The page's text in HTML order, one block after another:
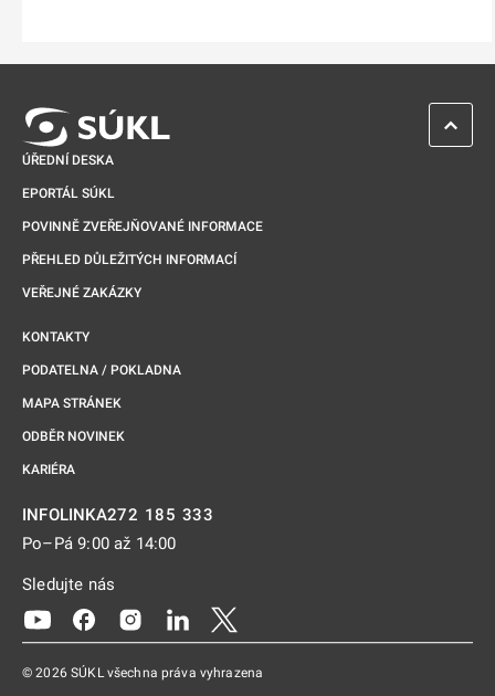
ÚŘEDNÍ DESKA
EPORTÁL SÚKL
POVINNĚ ZVEŘEJŇOVANÉ INFORMACE
PŘEHLED DŮLEŽITÝCH INFORMACÍ
VEŘEJNÉ ZAKÁZKY
KONTAKTY
PODATELNA / POKLADNA
MAPA STRÁNEK
ODBĚR NOVINEK
KARIÉRA
INFOLINKA272 185 333
Po–Pá 9:00 až 14:00
Sledujte nás
Odkaz se otevře na nové kartě
Odkaz se otevře na nové kartě
Odkaz se otevře na nové kartě
Odkaz se otevře na nové kartě
© 2026 SÚKL všechna práva vyhrazena
ZPĚT